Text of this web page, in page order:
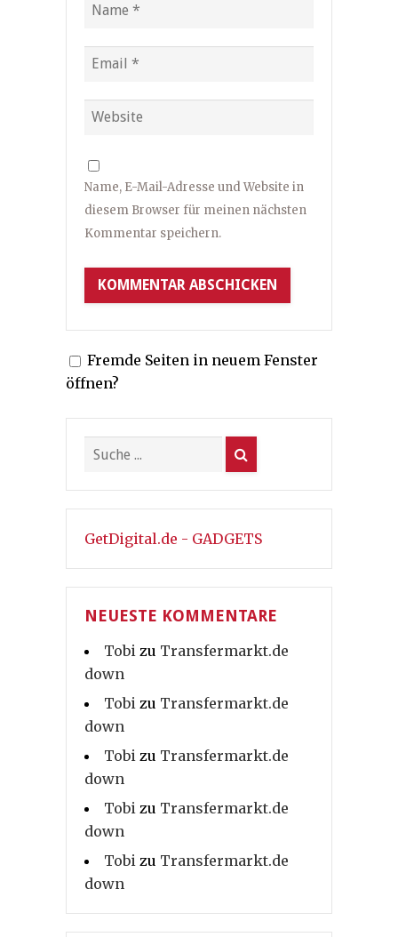
Name, E-Mail-Adresse und Website in
diesem Browser für meinen nächsten
Kommentar speichern.
Fremde Seiten in neuem Fenster
öffnen?
GetDigital.de - GADGETS
NEUESTE KOMMENTARE
Tobi zu Transfermarkt.de
down
Tobi zu Transfermarkt.de
down
Tobi zu Transfermarkt.de
down
Tobi zu Transfermarkt.de
down
Tobi zu Transfermarkt.de
down